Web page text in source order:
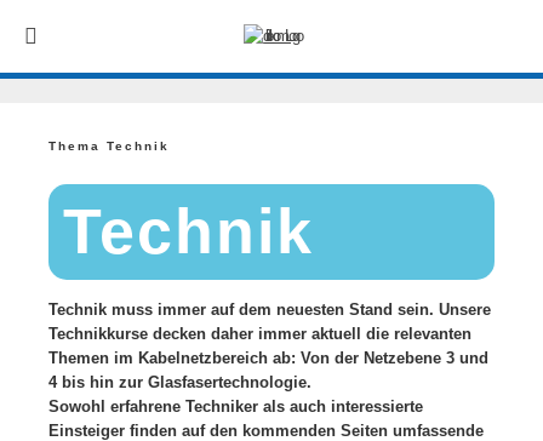
Thema Technik
Technik
Technik muss immer auf dem neuesten Stand sein. Unsere
Technikkurse decken daher immer aktuell die relevanten
Themen im Kabelnetzbereich ab: Von der Netzebene 3 und
4 bis hin zur Glasfasertechnologie.
Sowohl erfahrene Techniker als auch interessierte
Einsteiger finden auf den kommenden Seiten umfassende